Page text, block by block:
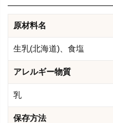
原材料名
生乳(北海道)、食塩
アレルギー物質
乳
保存方法